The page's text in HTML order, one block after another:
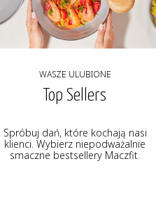
WASZE ULUBIONE
Top Sellers
Spróbuj dań, które kochają nasi
klienci. Wybierz niepodważalnie
smaczne bestsellery Maczfit.